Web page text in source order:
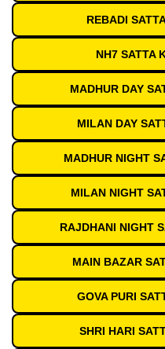
REBADI
NH7 SATTA
MADHUR DAY
MILAN DAY
MADHUR NIGHT
MILAN NIGHT
RAJDHANI NIGHT
MAIN BAZAR
GOVA PURI
SHRI HARI